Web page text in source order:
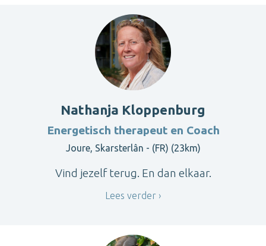
Nathanja Kloppenburg
Energetisch therapeut en Coach
Joure, Skarsterlân - (FR) (23km)
Vind jezelf terug. En dan elkaar.
Lees verder